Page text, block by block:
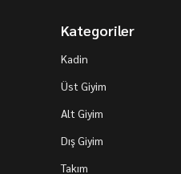
Kategoriler
Kadin
Üst Giyim
Alt Giyim
Dış Giyim
Takım